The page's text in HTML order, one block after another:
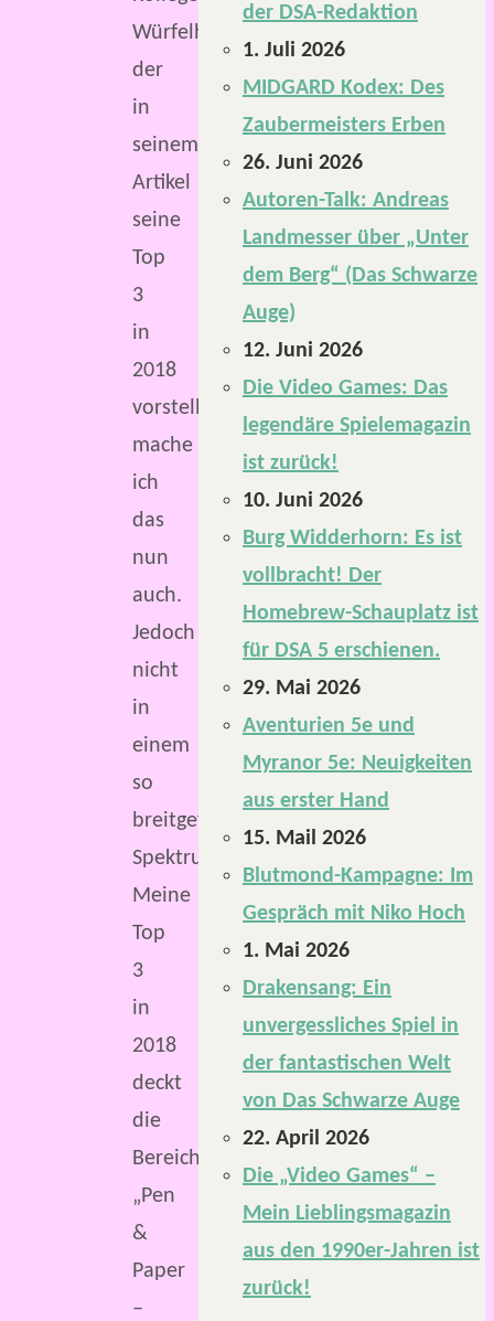
Würfelheld,
der
in
seinem
Artikel
seine
Top
3
in
2018
vorstellt,
mache
ich
das
nun
auch.
Jedoch
nicht
in
einem
so
breitgefächerten
Spektrum.
Meine
Top
3
in
2018
deckt
die
Bereiche
„Pen
&
Paper
–
der DSA-Redaktion
1. Juli 2026
MIDGARD Kodex: Des
Zaubermeisters Erben
26. Juni 2026
Autoren-Talk: Andreas
Landmesser über „Unter
dem Berg“ (Das Schwarze
Auge)
12. Juni 2026
Die Video Games: Das
legendäre Spielemagazin
ist zurück!
10. Juni 2026
Burg Widderhorn: Es ist
vollbracht! Der
Homebrew-Schauplatz ist
für DSA 5 erschienen.
29. Mai 2026
Aventurien 5e und
Myranor 5e: Neuigkeiten
aus erster Hand
15. Mail 2026
Blutmond-Kampagne: Im
Gespräch mit Niko Hoch
1. Mai 2026
Drakensang: Ein
unvergessliches Spiel in
der fantastischen Welt
von Das Schwarze Auge
22. April 2026
Die „Video Games“ –
Mein Lieblingsmagazin
aus den 1990er-Jahren ist
zurück!